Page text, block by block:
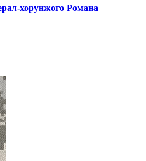
хорунжого Романа